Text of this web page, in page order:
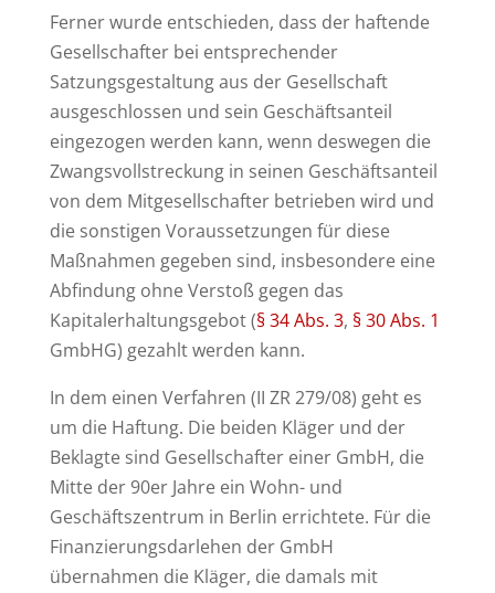
Ferner wurde entschieden, dass der haftende
Gesellschafter bei entsprechender
Satzungsgestaltung aus der Gesellschaft
ausgeschlossen und sein Geschäftsanteil
eingezogen werden kann, wenn deswegen die
Zwangsvollstreckung in seinen Geschäftsanteil
von dem Mitgesellschafter betrieben wird und
die sonstigen Voraussetzungen für diese
Maßnahmen gegeben sind, insbesondere eine
Abfindung ohne Verstoß gegen das
Kapitalerhaltungsgebot (§ 34 Abs. 3, § 30 Abs. 1
GmbHG) gezahlt werden kann.
In dem einen Verfahren (II ZR 279/08) geht es
um die Haftung. Die beiden Kläger und der
Beklagte sind Gesellschafter einer GmbH, die
Mitte der 90er Jahre ein Wohn- und
Geschäftszentrum in Berlin errichtete. Für die
Finanzierungsdarlehen der GmbH
übernahmen die Kläger, die damals mit